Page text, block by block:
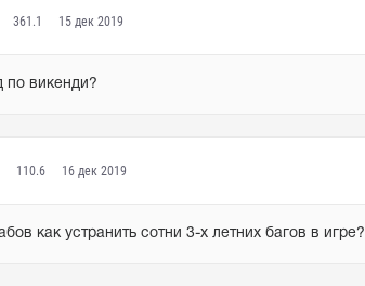
361.1 15 дек 2019
по викенди?
110.6 16 дек 2019
как устранить сотни 3-х летних багов в игре?